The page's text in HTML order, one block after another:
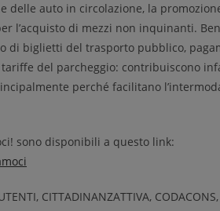
auto in circolazione, la
l’acquisto di mezzi non inquinanti.
di biglietti del trasporto pubblico,
del parcheggio: contribuiscono
perché facilitano
sono disponibili a questo link:
CITTADINANZATTIVA, CODACONS,